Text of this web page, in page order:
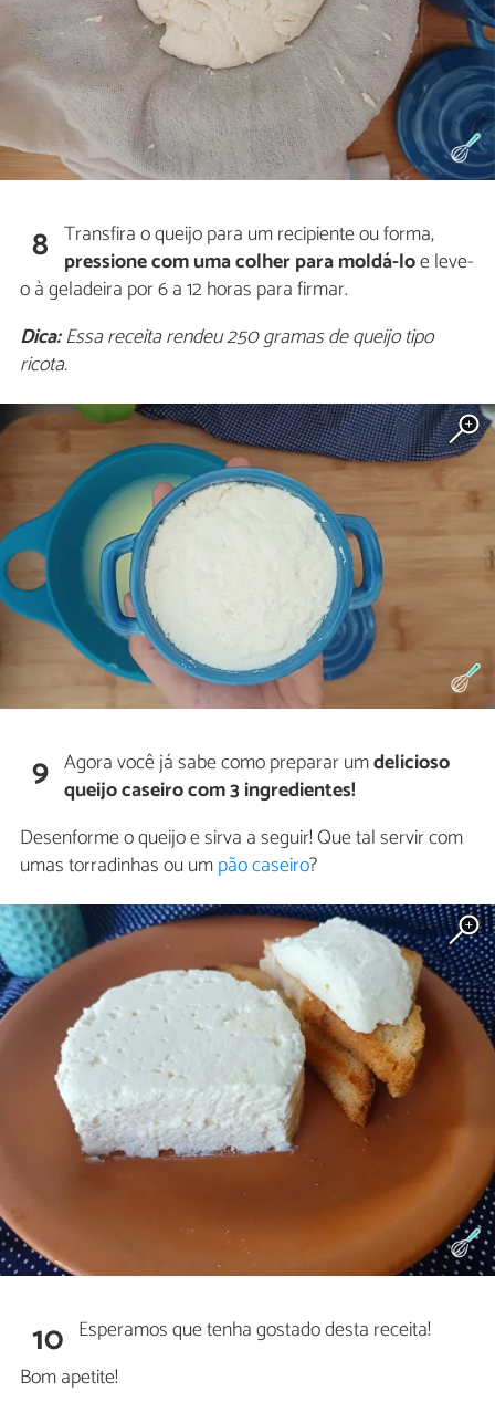
8 Transfira o queijo para um recipiente ou forma,
pressione com uma colher para moldá-loe leve-
o à geladeira por 6 a 12 horas para firmar.
Dica:Essa receita rendeu 250 gramas de queijo tipo
ricota.
9 Agora você já sabe como preparar umdelicioso
queijo caseiro com 3 ingredientes!
Desenforme o queijo e sirva a seguir! Que tal servir com
umas torradinhas ou umpão caseiro?
10 Esperamos que tenha gostado desta receita!
Bom apetite!